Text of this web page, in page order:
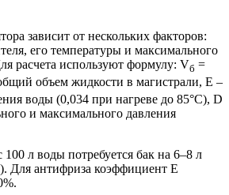
зависит от нескольких факторов:
его температуры и максимального
расчета используют формулу: Vб =
объем жидкости в магистрали, E –
воды (0,034 при нагреве до 85°C), D
и максимального давления
л воды потребуется бак на 6–8 л
Для антифриза коэффициент E